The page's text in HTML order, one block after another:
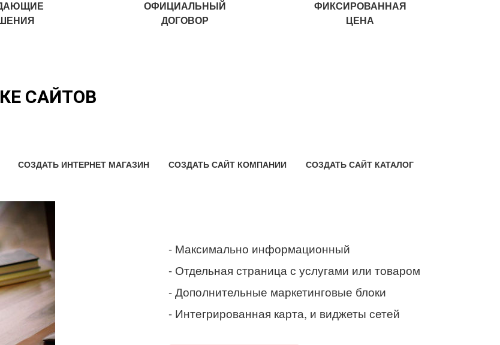
ОФИЦИАЛЬНЫЙ
ДОГОВОР
ФИКСИРОВАННАЯ
ЦЕНА
САЙТОВ
СОЗДАТЬ ИНТЕРНЕТ МАГАЗИН СОЗДАТЬ САЙТ КОМПАНИИ СОЗДАТЬ САЙТ КАТАЛОГ
- Максимально информационный
- Отдельная страница с услугами или товаром
- Дополнительные маркетинговые блоки
- Интегрированная карта, и виджеты сетей